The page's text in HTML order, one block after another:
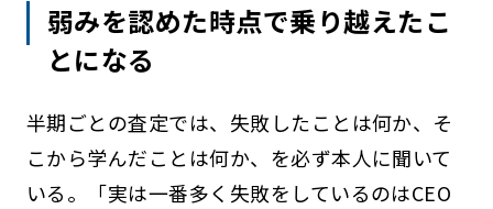
弱みを認めた時点で乗り越えたこ
とになる
半期ごとの査定では、失敗したことは何か、そ
こから学んだことは何か、を必ず本人に聞いて
いる。「実は一番多く失敗をしているのはCEO